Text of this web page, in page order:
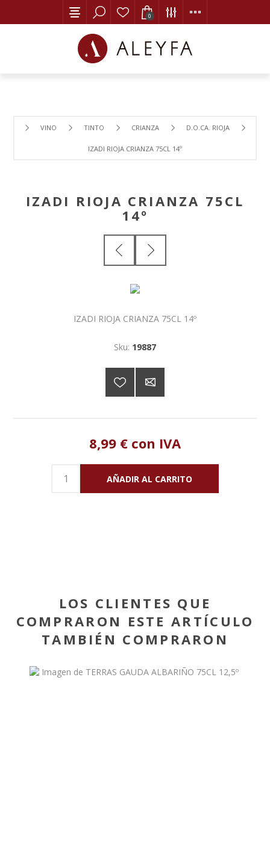
0
VINO TINTO CRIANZA D.O.CA. RIOJA
IZADI RIOJA CRIANZA 75CL 14º
IZADI RIOJA CRIANZA 75CL
14º
IZADI RIOJA CRIANZA 75CL 14º
Sku: 19887
8,99 € con IVA
LOS CLIENTES QUE
COMPRARON ESTE ARTÍCULO
TAMBIÉN COMPRARON